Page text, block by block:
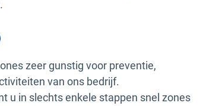
zeer gunstig voor preventie,
van ons bedrijf.
u in slechts enkele stappen snel zones